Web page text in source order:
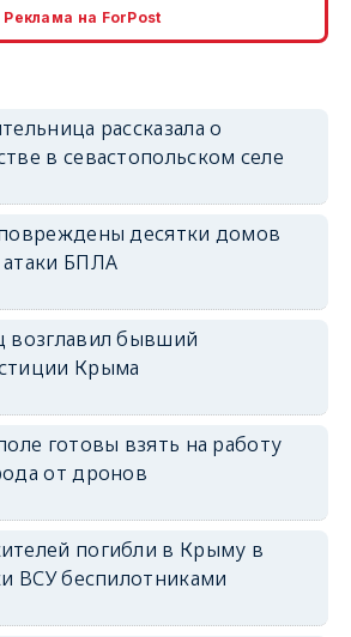
erid: 2SDnjdPjgYS
erid: 2SDnjdvhGXG
Реклама на ForPost
рассказала о
в севастопольском селе
десятки домов
БПЛА
возглавил бывший
Крыма
готовы взять на работу
от дронов
погибли в Крыму в
ВСУ беспилотниками